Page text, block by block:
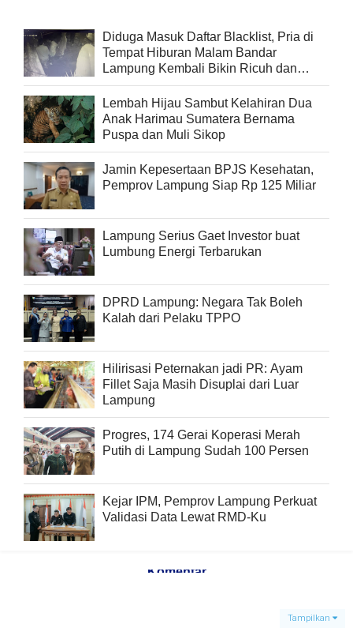
Diduga Masuk Daftar Blacklist, Pria di
Tempat Hiburan Malam Bandar
Lampung Kembali Bikin Ricuh dan
Pukul Security
Lembah Hijau Sambut Kelahiran Dua
Anak Harimau Sumatera Bernama
Puspa dan Muli Sikop
Jamin Kepesertaan BPJS Kesehatan,
Pemprov Lampung Siap Rp 125 Miliar
Lampung Serius Gaet Investor buat
Lumbung Energi Terbarukan
DPRD Lampung: Negara Tak Boleh
Kalah dari Pelaku TPPO
Hilirisasi Peternakan jadi PR: Ayam
Fillet Saja Masih Disuplai dari Luar
Lampung
Progres, 174 Gerai Koperasi Merah
Putih di Lampung Sudah 100 Persen
Kejar IPM, Pemprov Lampung Perkuat
Validasi Data Lewat RMD-Ku
Komentar
Tampilkan